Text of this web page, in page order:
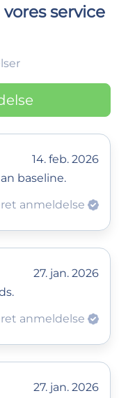
service
14. feb. 2026
baseline.
anmeldelse
27. jan. 2026
anmeldelse
27. jan. 2026